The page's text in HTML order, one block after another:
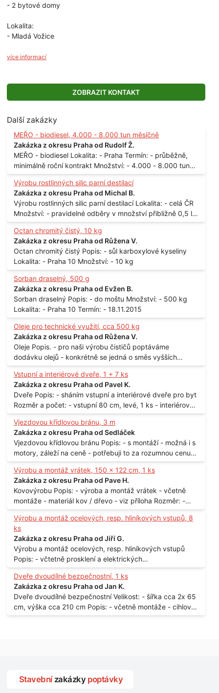
- 2 bytové domy
Lokalita:
- Mladá Vožice
více informací
ZOBRAZIT KONTAKT
Další zakázky
MEŘO - biodiesel, 4.000 - 8.000 tun měsíčně
Zakázka z okresu Praha od Rudolf Ž.
MEŘO - biodiesel Lokalita: - Praha Termín: - průběžně,
minimálně roční kontrakt Množství: - 4.000 - 8.000 tun
měsíčně
Výrobu rostlinných silic parní destilací
Zakázka z okresu Praha od Michal B.
Výrobu rostlinných silic parní destilací Lokalita: - celá ČR
Množství: - pravidelné odběry v množství přibližně 0,5 l
až 1 l
Octan chromitý čistý, 10 kg
Zakázka z okresu Praha od Růžena V.
Octan chromitý čistý Popis: - sůl karboxylové kyseliny
Lokalita: - Praha 10 Množství: - 10 kg
Sorban draselný, 500 g
Zakázka z okresu Praha od Evžen B.
Sorban draselný Popis: - do moštu Množství: - 500 kg
Lokalita: - Praha 10 Termín: - 18.11.2015
Oleje pro technické využití, cca 500 kg
Zakázka z okresu Praha od Růžena V.
Oleje Popis. - pro naši výrobu čističů poptáváme
dodávku olejů - konkrétně se jedná o směs vyšších
mastných kyselin s převahou olejové kyseliny - účelem je
technické využití - hustota při 20°C - cca 870 kg / m3
Balení: - po 190 kg v sudu Množství: - cca 500 kg - roční
spotřeba Lokalita: - Praha
Vstupní a interiérové dveře, 1 + 7 ks
Zakázka z okresu Praha od Pavel K.
Dveře Popis: - sháním vstupní a interiérové dveře pro byt
Rozměr a počet: - vstupní 80 cm, levé, 1 ks - interiérové
80 cm, levé, 2 ks - 80 cm, pravé, 3 ks - 60 cm, levé, 2 ks
Lokalita: - Praha 10
Vjezdovou křídlovou bránu, 3 m
Zakázka z okresu Praha od Sedláček
Vjezdovou křídlovou bránu Popis: - s montáží - možná i s
motory, záleží na ceně - potřebuji to za rozumnou cenu
Materiál: - ocel Množství: - 1 ks Velikost: - 3 m Lokalita: -
Praha
Výrobu a montáž vrátek, 150 x 122 cm, 1 ks
Zakázka z okresu Praha od Pave H.
Kovovýrobu Popis: - výroba a montáž vrátek - včetně
montáže - materiál kov / dřevo - viz příloha Rozměr: -
150 x 122 cm Lokalita: - Senohraby Nabídky na e-mail.
Výrobu a montáž ocelových, resp. hliníkových vstupů, 8
ks
Zakázka z okresu Praha od Jiří G.
Výrobu a montáž ocelových, resp. hliníkových vstupů
Popis: - včtetně prosklení a elektrických
samozamýkacích zámků pro panelový dům - jedná se o
vchodové dveře umístěné v zarámovaném a proskleném
portálu - předmětem dodávky bude i demontáž
stávajících a už nevyhovujících prosklených,
umělohmotných vstupů Množství: - 8 ks Lokalita: - 7, 9,
Dveře dvoudílné bezpečnostní, 1 ks
Zakázka z okresu Praha od Jan K.
Dveře dvoudílné bezpečnostní Velikost: - šířka cca 2x 65
cm, výška cca 210 cm Popis: - včetně montáže - cihlový
dům, 2. patro - vchod z chodby - rozměry bez zárubní
Stavební zakázky poptávky